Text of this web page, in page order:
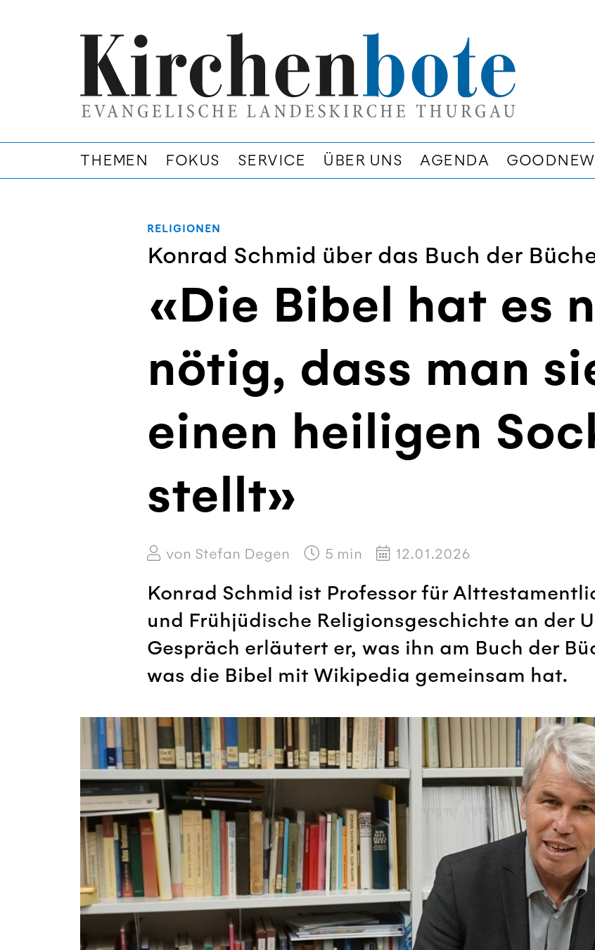
THEMEN FOKUS SERVICE ÜBER UNS AGENDA
RELIGIONEN
Konrad Schmid über das Buch der
«Die Bibel hat es
nötig, dass man
einen heiligen
stellt»
von Stefan Degen 5 min 12.01.2026
Konrad Schmid ist Professor für
und Frühjüdische Religionsgeschichte an der
Gespräch erläutert er, was ihn am Buch der
was die Bibel mit Wikipedia gemeinsam hat.